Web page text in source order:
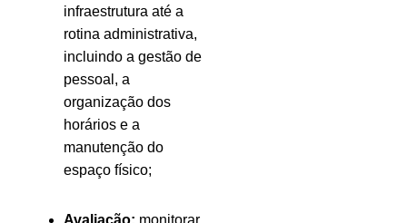
infraestrutura até a
rotina administrativa,
incluindo a gestão de
pessoal, a
organização dos
horários e a
manutenção do
espaço físico;
Avaliação: monitorar